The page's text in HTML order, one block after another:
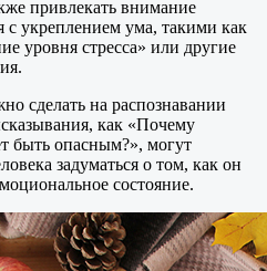
привлекать внимание
укреплением ума, такими как
уровня стресса» или другие
сделать на распознавании
как «Почему
быть опасным?», могут
задуматься о том, как он
состояние.